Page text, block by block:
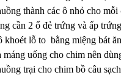
thành các ô nhỏ cho
cần 2 ổ đẻ trứng và ấp
khoét lỗ to bằng miệng bát
uống cho chim nên
trại cho chim bồ câu